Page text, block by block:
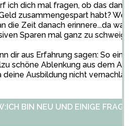
ich dich mal fragen, ob das
zusammengespart habt?
die Zeit danach erinnere...da
Sparen mal ganz zu
dir aus Erfahrung sagen: So
schöne Ablenkung aus dem
deine Ausbildung nicht
BIN NEU UND EINIGE